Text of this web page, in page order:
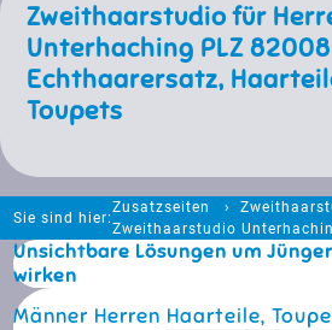
Zweithaarstudio für
Unterhaching PLZ 82008
Echthaarersatz,
Toupets
Sie sind hier:
Zusatzseiten
Zweithaarstudio
Unsichtbare Lösungen um
wirken
Männer Herren Haarteile,